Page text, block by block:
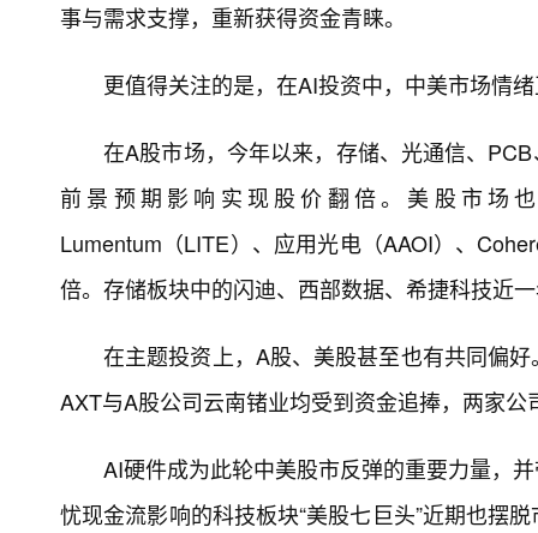
事与需求支撑，重新获得资金青睐。
更值得关注的是，在AI投资中，中美市场情
在A股市场，今年以来，存储、光通信、
前景预期影响实现股价翻倍。美股市场
Lumentum（LITE）、应用光电（AAOI）、
倍。存储板块中的闪迪、西部数据、希捷科技近
在主题投资上，A股、美股甚至也有共同偏
AXT与A股公司云南锗业均受到资金追捧，两家
AI硬件成为此轮中美股市反弹的重要力量，
忧现金流影响的科技板块“美股七巨头”近期也摆